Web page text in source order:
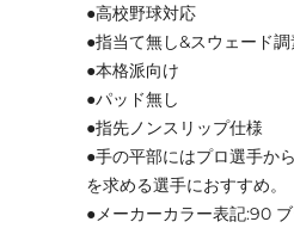
●高校野球対応
●指当て無し&スウェード
●本格派向け
●パッド無し
●指先ノンスリップ仕様
●手の平部にはプロ選手か
を求める選手におすすめ。
●メーカーカラー表記:90